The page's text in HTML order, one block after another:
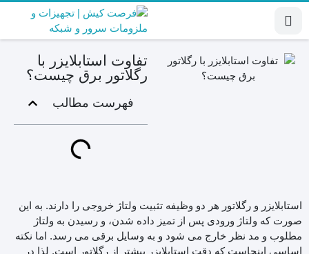
تفاوت استابلایزر با
رگلاتور برق چیست؟
فهرست مطالب
استابلایزر و رگلاتور هر دو وظیفه تثبیت ولتاژ خروجی را دارند. به این
صورت که ولتاژ ورودی پس از تمیز داده شدن، و رسیدن به ولتاژ
مطلوب و مد نظر خارج می شود و به وسایل برقی می رسد. اما نکته
اساسی اینجاست که دقت استابلایزر بیشتر از رگلاتور است. لذا در